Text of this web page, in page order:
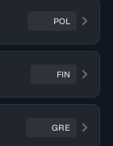
POL
FIN
GRE